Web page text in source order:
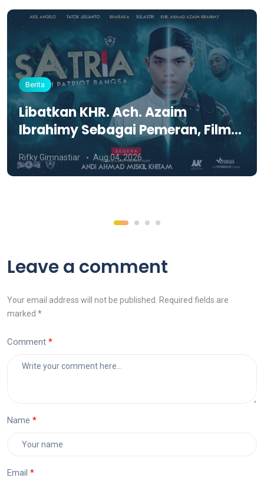
Berita
Libatkan KHR. Ach. Azaim
Ibrahimy Sebagai Pemeran, Film
SATRIA Siap Tayang di KCM Roxy
Rifky Gimnastiar Aug 04, 2026
Leave a comment
Your email address will not be published. Required fields are
marked *
Comment
Name
Email